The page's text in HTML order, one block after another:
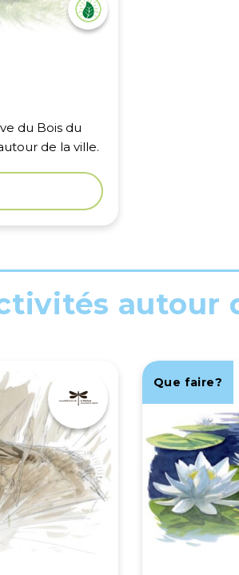
du Bois du
de la ville.
autour
Que faire?